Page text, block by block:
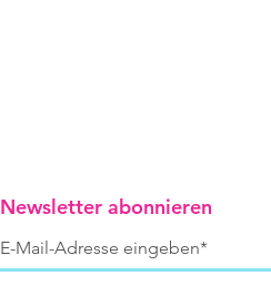
Newsletter abonnieren